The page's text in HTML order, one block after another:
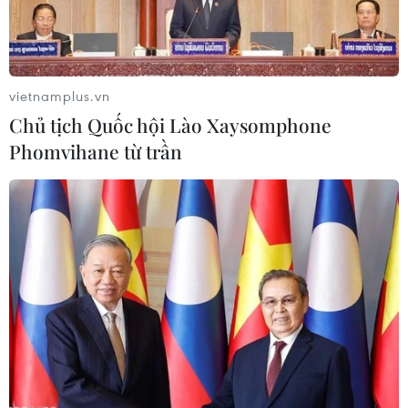
thêm
Đại diện Bộ Giáo dục và Đào tạo cho biết đã
thành lập đoàn kiểm tra việc thực hiện Thông tư
29 về dạy thêm, học thêm. Thời hạn kiểm tra từ
ngày 20/2/2025 đến ngày 20/3/2025.
Thứ trưởng Phạm Ngọc Thưởng cũng nhấn
mạnh lại quan điểm chỉ đạo “5 không” (không
“đánh trống bỏ dùi,” không thoả hiệp, không
khoan nhượng, không biến tướng, không nói
khó mà không làm), “4 đề cao” (đề cao vai trò
cán bộ quản lý giáo dục các cấp; đề cao tinh
thần tự tôn, tự trọng, tinh thần hết lòng vì học
sinh của giáo viên; đề cao tính tự giác, tự học
của học sinh; đề cao vai trò mối quan hệ nhà
trường - gia đình - xã hội) với mong muốn
vietnamplus.vn
Chủ tịch Quốc hội Lào Xaysomphone
Phomvihane từ trần